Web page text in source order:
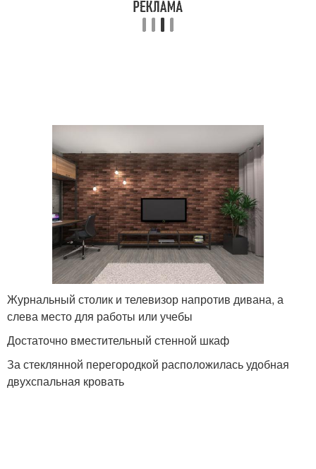
Журнальный столик и телевизор напротив дивана, а
слева место для работы или учебы
Достаточно вместительный стенной шкаф
За стеклянной перегородкой расположилась удобная
двухспальная кровать